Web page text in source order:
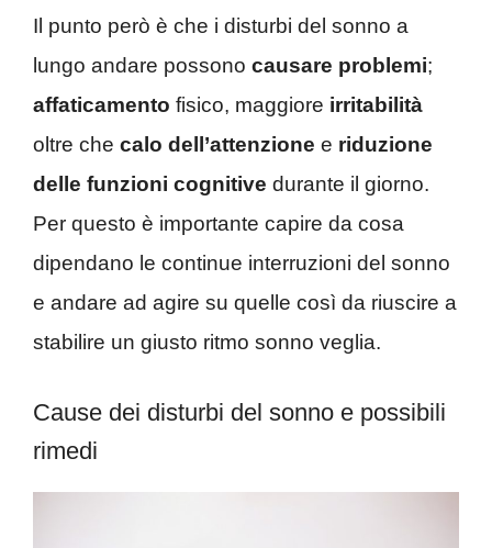
Il punto però è che i disturbi del sonno a
lungo andare possono causare problemi;
affaticamento fisico, maggiore irritabilità
oltre che calo dell’attenzione e riduzione
delle funzioni cognitive durante il giorno.
Per questo è importante capire da cosa
dipendano le continue interruzioni del sonno
e andare ad agire su quelle così da riuscire a
stabilire un giusto ritmo sonno veglia.
Cause dei disturbi del sonno e possibili
rimedi